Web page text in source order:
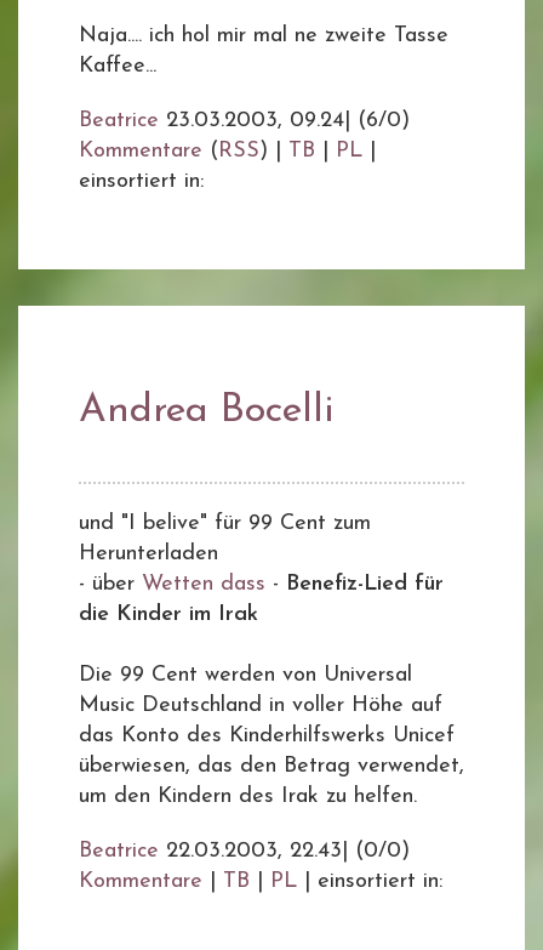
Naja.... ich hol mir mal ne zweite Tasse
Kaffee...
Beatrice 23.03.2003, 09.24
(6/0)
Kommentare (RSS) | TB PL
einsortiert in:
Andrea Bocelli
und "I belive" für 99 Cent zum
Herunterladen
- über Wetten dass - Benefiz-Lied für
die Kinder im Irak
Die 99 Cent werden von Universal
Music Deutschland in voller Höhe auf
das Konto des Kinderhilfswerks Unicef
überwiesen, das den Betrag verwendet,
um den Kindern des Irak zu helfen.
Beatrice 22.03.2003, 22.43
(0/0)
Kommentare
TB PL einsortiert in: